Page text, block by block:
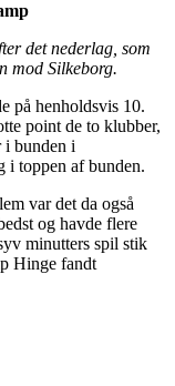
det nederlag, som
mod Silkeborg.
på henholdsvis 10.
point de to klubber,
i bunden i
i toppen af bunden.
var det da også
og havde flere
minutters spil stik
Hinge fandt